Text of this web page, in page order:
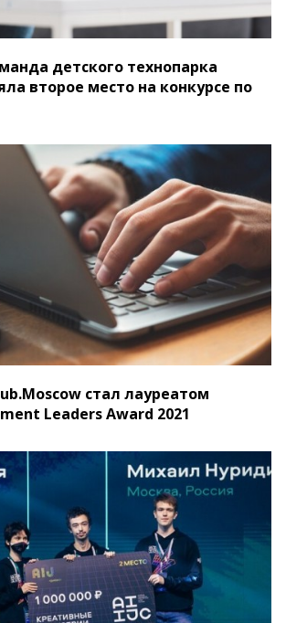
детского технопарка
второе место на конкурсе по
стал лауреатом
Leaders Award 2021